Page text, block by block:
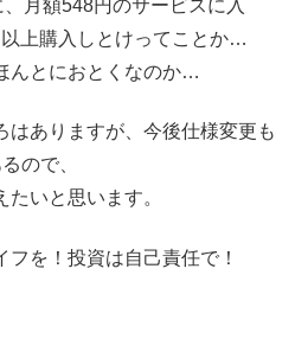
月額548円のサービスに入
上購入しとけってことか…
んとにおとくなのか…
はありますが、今後仕様変更も
ので、
いと思います。
を！投資は自己責任で！